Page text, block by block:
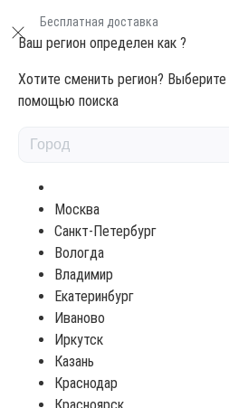
Бесплатная доставка
Ваш регион определен как ?
Хотите сменить регион? Выберите
помощью поиска
Москва
Санкт-Петербург
Вологда
Владимир
Екатеринбург
Иваново
Иркутск
Казань
Краснодар
МАСЛО-ЛАЗУРЬ 425
ÖL-LASUR (ПОД
БЕСЦВЕТНЫЙ 0,375Л